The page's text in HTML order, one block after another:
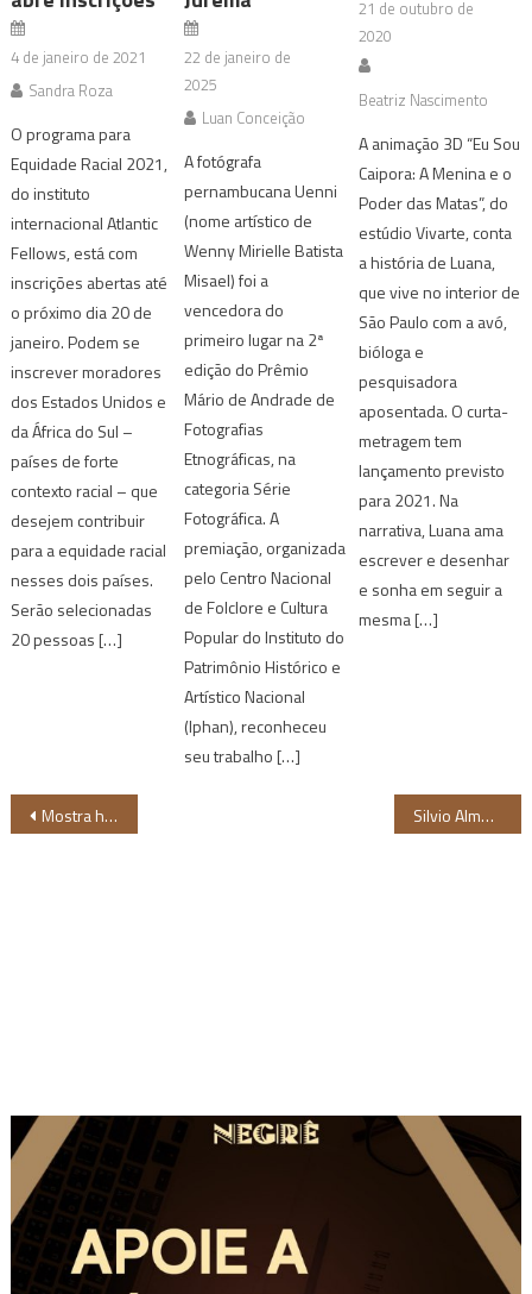
4 de janeiro de 2021
Sandra Roza
O programa para
Equidade Racial 2021,
do instituto
internacional Atlantic
Fellows, está com
inscrições abertas até
o próximo dia 20 de
janeiro. Podem se
inscrever moradores
dos Estados Unidos e
da África do Sul –
países de forte
contexto racial – que
desejem contribuir
para a equidade racial
nesses dois países.
Serão selecionadas
20 pessoas […]
22 de janeiro de
2025
Luan Conceição
A fotógrafa
pernambucana Uenni
(nome artístico de
Wenny Mirielle Batista
Misael) foi a
vencedora do
primeiro lugar na 2ª
edição do Prêmio
Mário de Andrade de
Fotografias
Etnográficas, na
categoria Série
Fotográfica. A
premiação, organizada
pelo Centro Nacional
de Folclore e Cultura
Popular do Instituto do
Patrimônio Histórico e
Artístico Nacional
(Iphan), reconheceu
seu trabalho […]
21 de outubro de
2020
Beatriz Nascimento
A animação 3D “Eu Sou
Caipora: A Menina e o
Poder das Matas”, do
estúdio Vivarte, conta
a história de Luana,
que vive no interior de
São Paulo com a avó,
bióloga e
pesquisadora
aposentada. O curta-
metragem tem
lançamento previsto
para 2021. Na
narrativa, Luana ama
escrever e desenhar
e sonha em seguir a
mesma […]
Navegação
Mostra homenageia Adélia Sampaio, primeira cineasta negra do Brasil Silvio Almeida formaliza parceria com universidade que promove cidadania para favelas em Fortaleza